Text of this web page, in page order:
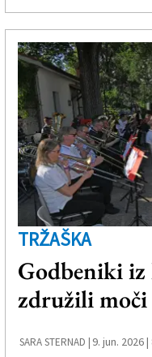
TRŽAŠKA
Godbeniki iz
združili moči
SARA STERNAD | 9. jun. 2026 |